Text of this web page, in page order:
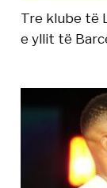
Tre klube të
e yllit të